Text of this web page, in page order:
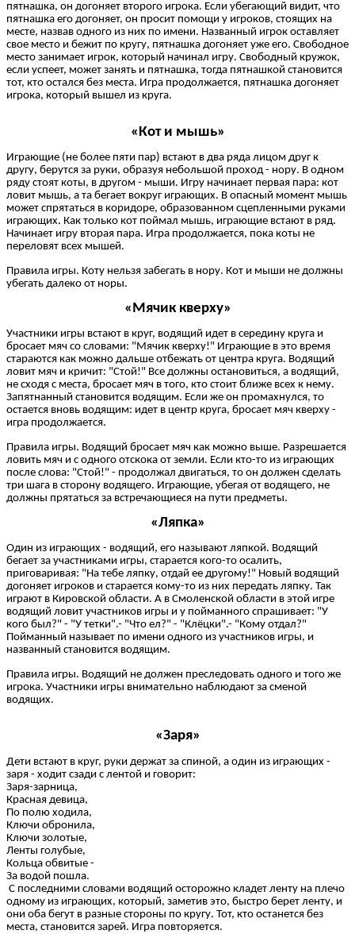
пятнашка, он догоняет второго игрока. Если убегающий видит, что
пятнашка его догоняет, он просит помощи у игроков, стоящих на
месте, назвав одного из них по имени. Названный игрок оставляет
свое место и бежит по кругу, пятнашка догоняет уже его. Свободное
место занимает игрок, который начинал игру. Свободный кружок,
если успеет, может занять и пятнашка, тогда пятнашкой становится
тот, кто остался без места. Игра продолжается, пятнашка догоняет
игрока, который вышел из круга.
«Кот и мышь»
Играющие (не более пяти пар) встают в два ряда лицом друг к
другу, берутся за руки, образуя небольшой проход - нору. В одном
ряду стоят коты, в другом - мыши. Игру начинает первая пара: кот
ловит мышь, а та бегает вокруг играющих. В опасный момент мышь
может спрятаться в коридоре, образованном сцепленными руками
играющих. Как только кот поймал мышь, играющие встают в ряд.
Начинает игру вторая пара. Игра продолжается, пока коты не
переловят всех мышей.
Правила игры. Коту нельзя забегать в нору. Кот и мыши не должны
убегать далеко от норы.
«Мячик кверху»
Участники игры встают в круг, водящий идет в середину круга и
бросает мяч со словами: "Мячик кверху!" Играющие в это время
стараются как можно дальше отбежать от центра круга. Водящий
ловит мяч и кричит: "Стой!" Все должны остановиться, а водящий,
не сходя с места, бросает мяч в того, кто стоит ближе всех к нему.
Запятнанный становится водящим. Если же он промахнулся, то
остается вновь водящим: идет в центр круга, бросает мяч кверху -
игра продолжается.
Правила игры. Водящий бросает мяч как можно выше. Разрешается
ловить мяч и с одного отскока от земли. Если кто-то из играющих
после слова: "Стой!" - продолжал двигаться, то он должен сделать
три шага в сторону водящего. Играющие, убегая от водящего, не
должны прятаться за встречающиеся на пути предметы.
«Ляпка»
Один из играющих - водящий, его называют ляпкой. Водящий
бегает за участниками игры, старается кого-то осалить,
приговаривая: "На тебе ляпку, отдай ее другому!" Новый водящий
догоняет игроков и старается кому-то из них передать ляпку. Так
играют в Кировской области. А в Смоленской области в этой игре
водящий ловит участников игры и у пойманного спрашивает: "У
кого был?" - "У тетки".- "Что ел?" - "Клёцки".- "Кому отдал?"
Пойманный называет по имени одного из участников игры, и
названный становится водящим.
Правила игры. Водящий не должен преследовать одного и того же
игрока. Участники игры внимательно наблюдают за сменой
водящих.
«Заря»
Дети встают в круг, руки держат за спиной, а один из играющих -
заря - ходит сзади с лентой и говорит:
Заря-зарница,
Красная девица,
По полю ходила,
Ключи обронила,
Ключи золотые,
Ленты голубые,
Кольца обвитые -
За водой пошла.
С последними словами водящий осторожно кладет ленту на плечо
одному из играющих, который, заметив это, быстро берет ленту, и
они оба бегут в разные стороны по кругу. Тот, кто останется без
места, становится зарей. Игра повторяется.